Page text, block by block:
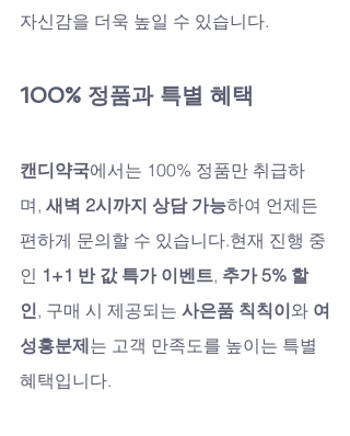
자신감을 더욱 높일 수 있습니다.
100% 정품과 특별 혜택
캔디약국에서는 100% 정품만 취급하
며, 새벽 2시까지 상담 가능하여 언제든
편하게 문의할 수 있습니다.현재 진행 중
인 1+1 반 값 특가 이벤트, 추가 5% 할
인, 구매 시 제공되는 사은품 칙칙이와 여
성흥분제는 고객 만족도를 높이는 특별
혜택입니다.